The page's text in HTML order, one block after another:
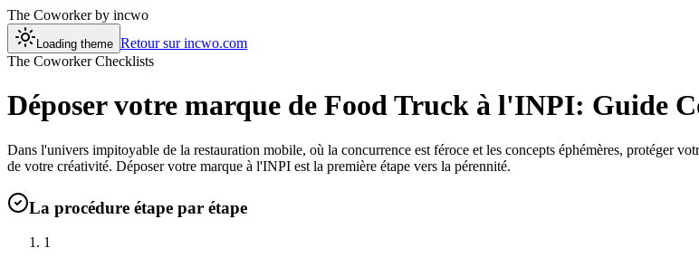
The Coworkerby incwo
Loading theme Retour sur incwo.com
The Coworker Checklists
Déposer votre marque de Food Truck à l'INPI: Guide
Dans l'univers impitoyable de la restauration mobile, où la concurrence est féroce et les concepts éphémères, protéger
de votre créativité. Déposer votre marque à l'INPI est la première étape vers la pérennité.
La procédure étape par étape
1